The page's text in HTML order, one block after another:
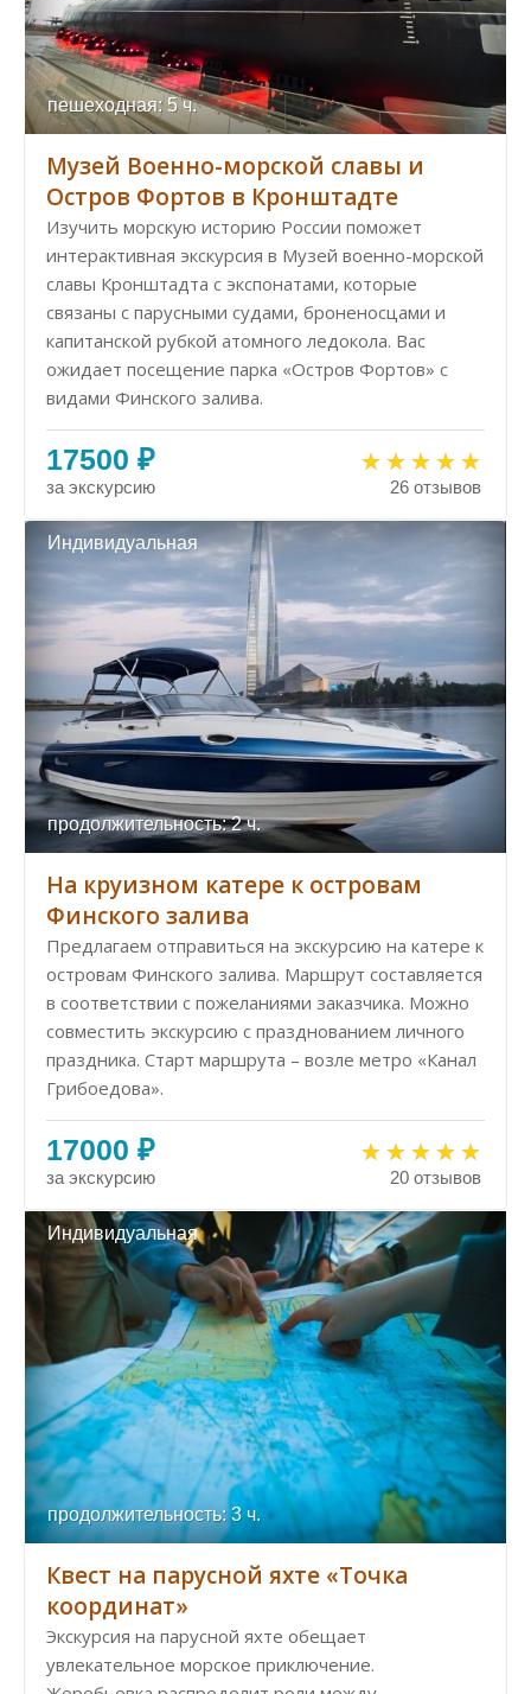
пешеходная: 5 ч.
Музей Военно-морской славы и
Остров Фортов в Кронштадте
Изучить морскую историю России поможет
интерактивная экскурсия в Музей военно-морской
славы Кронштадта с экспонатами, которые
связаны с парусными судами, броненосцами и
капитанской рубкой атомного ледокола. Вас
ожидает посещение парка «Остров Фортов» с
видами Финского залива.
17500 ₽
за экскурсию 26 отзывов
Индивидуальная
продолжительность: 2 ч.
На круизном катере к островам
Финского залива
Предлагаем отправиться на экскурсию на катере к
островам Финского залива. Маршрут составляется
в соответствии с пожеланиями заказчика. Можно
совместить экскурсию с празднованием личного
праздника. Старт маршрута – возле метро «Канал
Грибоедова».
17000 ₽
за экскурсию 20 отзывов
Индивидуальная
продолжительность: 3 ч.
Квест на парусной яхте «Точка
координат»
Экскурсия на парусной яхте обещает
увлекательное морское приключение.